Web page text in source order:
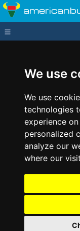
We use
We use
technologies
experience
personalized
analyze our
where our